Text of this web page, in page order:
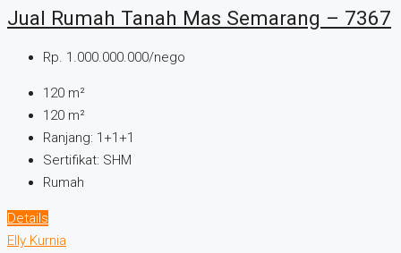
Jual Rumah Tanah Mas Semarang – 7367
Rp. 1.000.000.000/nego
120 m²
120 m²
Ranjang: 1+1+1
Sertifikat: SHM
Rumah
Details
Elly Kurnia